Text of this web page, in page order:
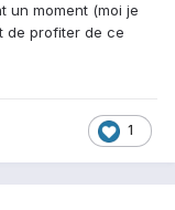
un moment (moi je
de profiter de ce
1